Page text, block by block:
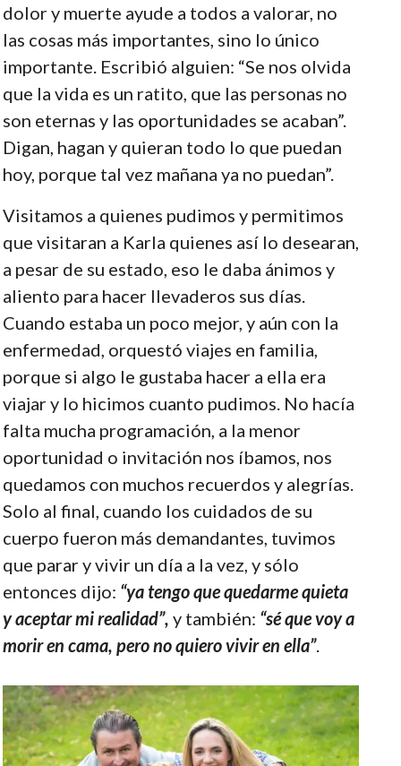
dolor y muerte ayude a todos a valorar, no
las cosas más importantes, sino lo único
importante. Escribió alguien: “Se nos olvida
que la vida es un ratito, que las personas no
son eternas y las oportunidades se acaban”.
Digan, hagan y quieran todo lo que puedan
hoy, porque tal vez mañana ya no puedan”.
Visitamos a quienes pudimos y permitimos
que visitaran a Karla quienes así lo desearan,
a pesar de su estado, eso le daba ánimos y
aliento para hacer llevaderos sus días.
Cuando estaba un poco mejor, y aún con la
enfermedad, orquestó viajes en familia,
porque si algo le gustaba hacer a ella era
viajar y lo hicimos cuanto pudimos. No hacía
falta mucha programación, a la menor
oportunidad o invitación nos íbamos, nos
quedamos con muchos recuerdos y alegrías.
Solo al final, cuando los cuidados de su
cuerpo fueron más demandantes, tuvimos
que parar y vivir un día a la vez, y sólo
entonces dijo: “ya tengo que quedarme quieta
y aceptar mi realidad”, y también: “sé que voy a
morir en cama, pero no quiero vivir en ella”.